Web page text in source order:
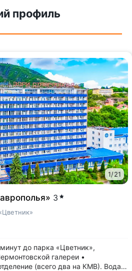
профиль
1/21
3
до парка «Цветник»,
галереи •
(всего два на КМВ). Вода